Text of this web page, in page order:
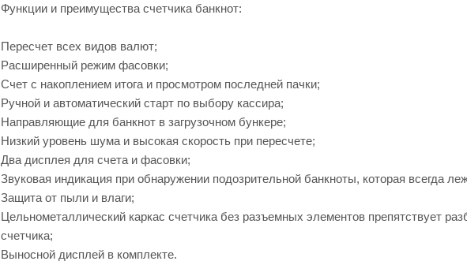
Функции и преимущества счетчика банкнот:
Пересчет всех видов валют;
Расширенный режим фасовки;
Счет с накоплением итога и просмотром последней пачки;
Ручной и автоматический старт по выбору кассира;
Направляющие для банкнот в загрузочном бункере;
Низкий уровень шума и высокая скорость при пересчете;
Два дисплея для счета и фасовки;
Звуковая индикация при обнаружении подозрительной банкноты, которая всегда
Защита от пыли и влаги;
Цельнометаллический каркас счетчика без разъемных элементов препятствует
счетчика;
Выносной дисплей в комплекте.